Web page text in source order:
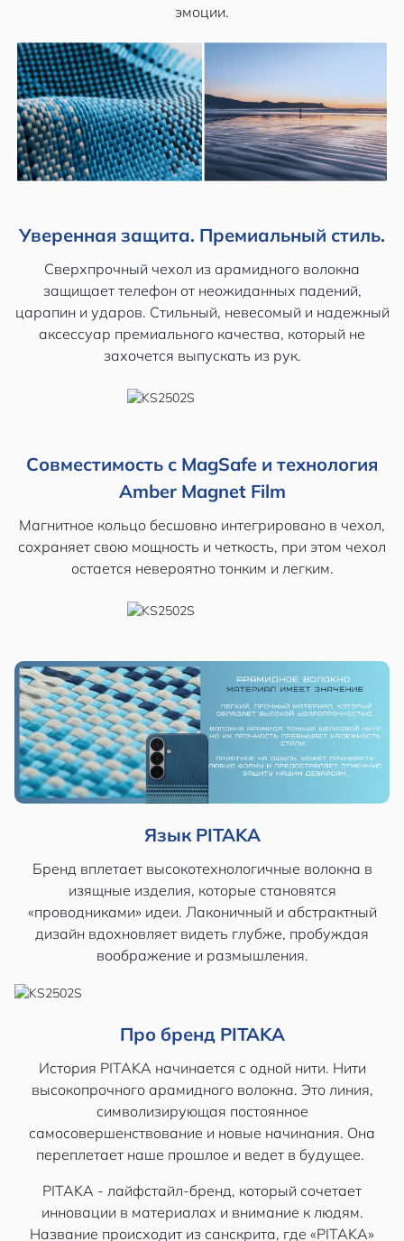
эмоции.
Уверенная защита. Премиальный стиль.
Сверхпрочный чехол из арамидного волокна
защищает телефон от неожиданных падений,
царапин и ударов. Стильный, невесомый и надежный
аксессуар премиального качества, который не
захочется выпускать из рук.
Совместимость с MagSafe и технология
Amber Magnet Film
Магнитное кольцо бесшовно интегрировано в чехол,
сохраняет свою мощность и четкость, при этом чехол
остается невероятно тонким и легким.
Язык PITAKA
Бренд вплетает высокотехнологичные волокна в
изящные изделия, которые становятся
«проводниками» идеи. Лаконичный и абстрактный
дизайн вдохновляет видеть глубже, пробуждая
воображение и размышления.
Про бренд PITAKA
История PITAKA начинается с одной нити. Нити
высокопрочного арамидного волокна. Это линия,
символизирующая постоянное
самосовершенствование и новые начинания. Она
переплетает наше прошлое и ведет в будущее.
PITAKA - лайфстайл-бренд, который сочетает
инновации в материалах и внимание к людям.
Название происходит из санскрита, где «PITAKA»